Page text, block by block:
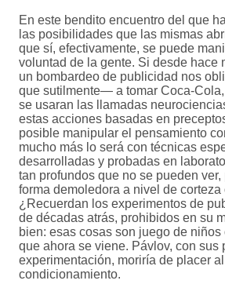
En este bendito encuentro del que
las posibilidades que las mismas
que sí, efectivamente, se puede
voluntad de la gente. Si desde hace
un bombardeo de publicidad nos
que sutilmente— a tomar Coca-
se usaran las llamadas
estas acciones basadas en
posible manipular el pensamiento
mucho más lo será con técnicas
desarrolladas y probadas en
tan profundos que no se pueden
forma demoledora a nivel de corteza
¿Recuerdan los experimentos de
de décadas atrás, prohibidos en su
bien: esas cosas son juego de
que ahora se viene. Pávlov, con sus
experimentación, moriría de placer
condicionamiento.